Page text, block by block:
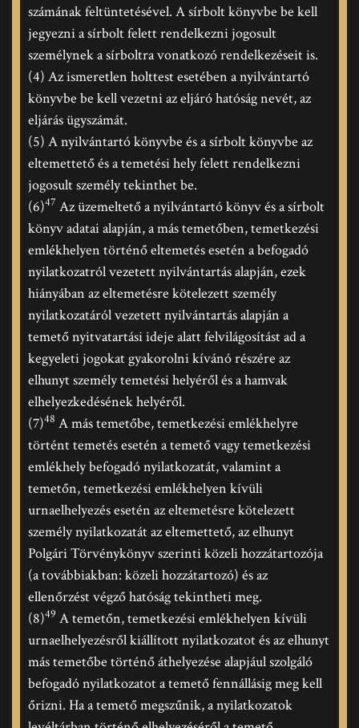
számának feltüntetésével. A sírbolt könyvbe be kell
jegyezni a sírbolt felett rendelkezni jogosult
személynek a sírboltra vonatkozó rendelkezéseit is.
(4) Az ismeretlen holttest esetében a nyilvántartó
könyvbe be kell vezetni az eljáró hatóság nevét, az
eljárás ügyszámát.
(5) A nyilvántartó könyvbe és a sírbolt könyvbe az
eltemettető és a temetési hely felett rendelkezni
jogosult személy tekinthet be.
(6)47 Az üzemeltető a nyilvántartó könyv és a sírbolt
könyv adatai alapján, a más temetőben, temetkezési
emlékhelyen történő eltemetés esetén a befogadó
nyilatkozatról vezetett nyilvántartás alapján, ezek
hiányában az eltemetésre kötelezett személy
nyilatkozatáról vezetett nyilvántartás alapján a
temető nyitvatartási ideje alatt felvilágosítást ad a
kegyeleti jogokat gyakorolni kívánó részére az
elhunyt személy temetési helyéről és a hamvak
elhelyezkedésének helyéről.
(7)48 A más temetőbe, temetkezési emlékhelyre
történt temetés esetén a temető vagy temetkezési
emlékhely befogadó nyilatkozatát, valamint a
temetőn, temetkezési emlékhelyen kívüli
urnaelhelyezés esetén az eltemetésre kötelezett
személy nyilatkozatát az eltemettető, az elhunyt
Polgári Törvénykönyv szerinti közeli hozzátartozója
(a továbbiakban: közeli hozzátartozó) és az
ellenőrzést végző hatóság tekintheti meg.
(8)49 A temetőn, temetkezési emlékhelyen kívüli
urnaelhelyezésről kiállított nyilatkozatot és az elhunyt
más temetőbe történő áthelyezése alapjául szolgáló
befogadó nyilatkozatot a temető fennállásig meg kell
őrizni. Ha a temető megszűnik, a nyilatkozatok